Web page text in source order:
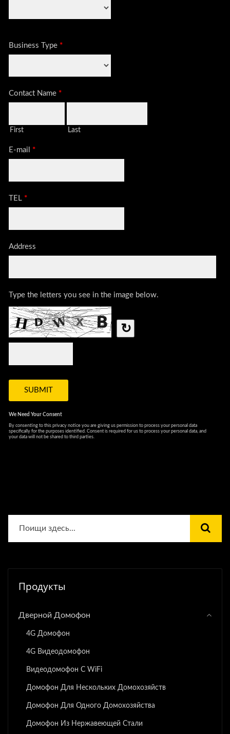
Продукты
Дверной Домофон
4G Домофон
4G Видеодомофон
Видеодомофон С WiFi
Домофон Для Нескольких Домохозяйств
Домофон Для Одного Домохозяйства
Домофон Из Нержавеющей Стали